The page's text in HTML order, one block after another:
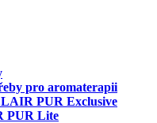
pro aromaterapii
PUR Exclusive
PUR Lite